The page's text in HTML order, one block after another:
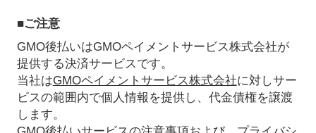
■ご注意
GMO後払いはGMOペイメントサービス株式会社が
提供する決済サービスです。
当社はGMOペイメントサービス株式会社に対しサー
ビスの範囲内で個人情報を提供し、代金債権を譲渡
します。